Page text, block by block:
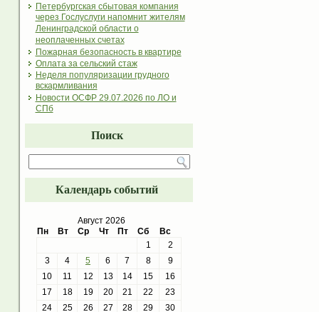
Петербургская сбытовая компания
через Гослуслуги напомнит жителям
Ленинградской области о
неоплаченных счетах
Пожарная безопасность в квартире
Оплата за сельский стаж
Неделя популяризации грудного
вскармливания
Новости ОСФР 29.07.2026 по ЛО и
СПб
Поиск
Календарь событий
Август 2026
Пн
Вт Ср Чт Пт Сб
Вс
1
2
3
4 5 6 7 8
9
10
11 12 13 14 15
16
17
18 19 20 21 22
23
24
25 26 27 28 29
30